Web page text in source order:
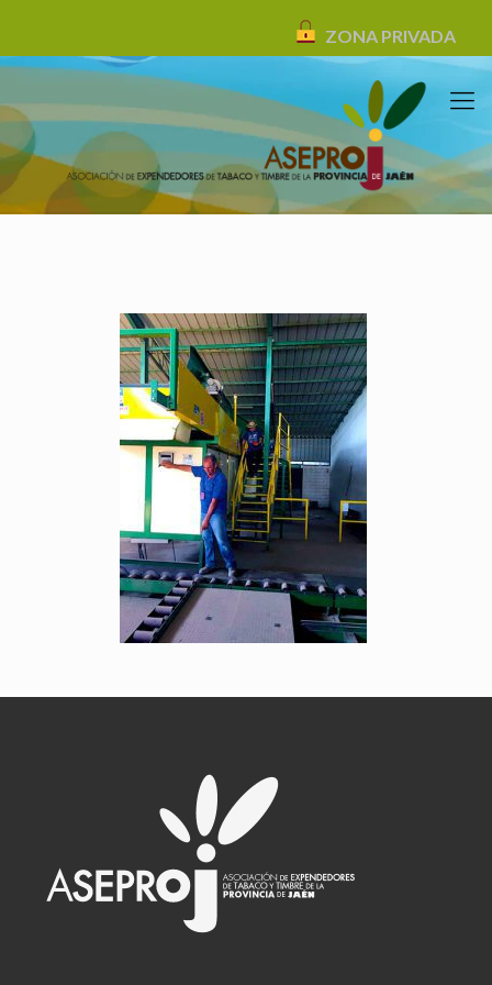
ZONA PRIVADA